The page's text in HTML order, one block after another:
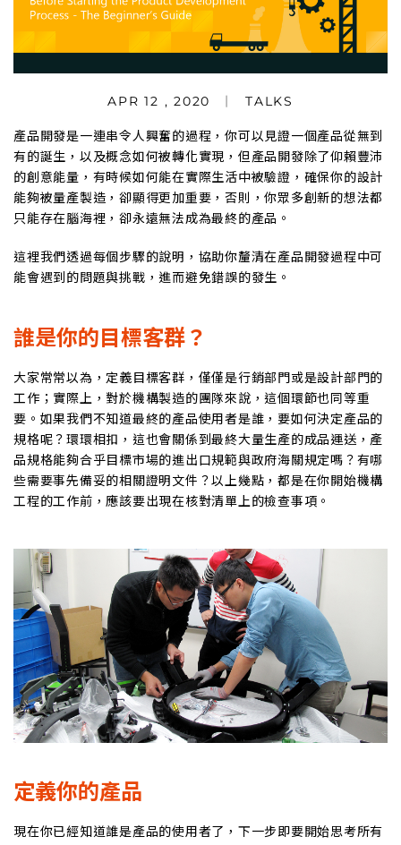
APR 12 , 2020 TALKS
產品開發是一連串令人興奮的過程，你可以見證一個產品從無到
有的誕生，以及概念如何被轉化實現，但產品開發除了仰賴豐沛
的創意能量，有時候如何能在實際生活中被驗證，確保你的設計
能夠被量產製造，卻顯得更加重要，否則，你眾多創新的想法都
只能存在腦海裡，卻永遠無法成為最終的產品。
這裡我們透過每個步驟的說明，協助你釐清在產品開發過程中可
能會遇到的問題與挑戰，進而避免錯誤的發生。
誰是你的目標客群？
大家常常以為，定義目標客群，僅僅是行銷部門或是設計部門的
工作；實際上，對於機構製造的團隊來說，這個環節也同等重
要。如果我們不知道最終的產品使用者是誰，要如何決定產品的
規格呢？環環相扣，這也會關係到最終大量生產的成品運送，產
品規格能夠合乎目標市場的進出口規範與政府海關規定嗎？有哪
些需要事先備妥的相關證明文件？以上幾點，都是在你開始機構
工程的工作前，應該要出現在核對清單上的檢查事項。
定義你的產品
現在你已經知道誰是產品的使用者了，下一步即要開始思考所有